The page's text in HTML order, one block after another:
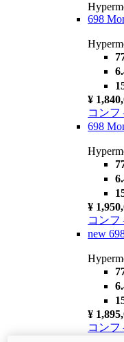
698
¥
コンフ
698
¥
コンフ
new
¥
コンフ